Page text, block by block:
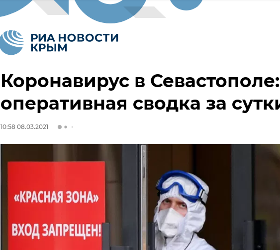
Коронавирус в Севастополе:
оперативная сводка за
10:58 08.03.2021